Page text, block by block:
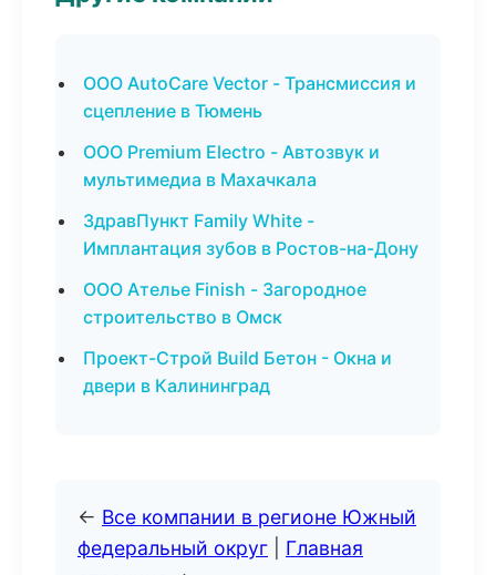
ООО AutoCare Vector - Трансмиссия и
сцепление в Тюмень
ООО Premium Electro - Автозвук и
мультимедиа в Махачкала
ЗдравПункт Family White -
Имплантация зубов в Ростов-на-Дону
ООО Ателье Finish - Загородное
строительство в Омск
Проект-Строй Build Бетон - Окна и
двери в Калининград
← Все компании в регионе Южный
федеральный округ
Главная